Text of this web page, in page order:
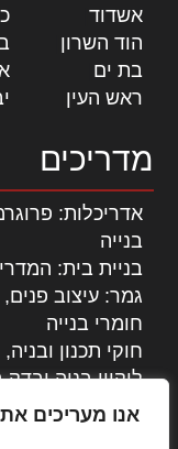
אנו מעריכים
אשדוד
הוד השרון
בת ים
ראש העין
מדריכים
אדריכלות:
בנייה
בניית בית:
גמר: עיצוב פנים,
חומרי בנייה
חוקי תכנון
ליקויי בניה ובדק
נדל"ן: זכויות,